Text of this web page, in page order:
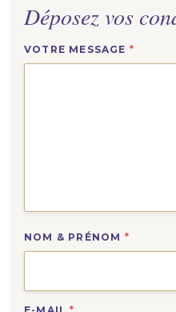
Déposez vos
VOTRE MESSAGE *
NOM & PRÉNOM *